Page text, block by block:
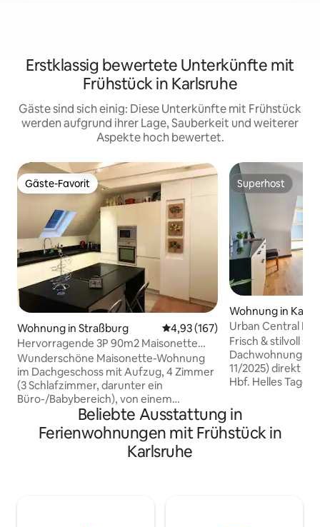
Erstklassig bewertete Unterkünfte mit
Frühstück in Karlsruhe
Gäste sind sich einig: Diese Unterkünfte mit Frühstück
werden aufgrund ihrer Lage, Sauberkeit und weiterer
Aspekte hoch bewertet.
Gäste-Favorit
Gäste-Favorit
Wohnung in Straßburg Durchschnittliche Bewertung:
4,93 (167)
Hervorragende 3P 90m2 Maisonette
große Terrasse Broglie
Wunderschöne Maisonette-Wohnung
im Dachgeschoss mit Aufzug, 4 Zimmer
(3 Schlafzimmer, darunter ein
Büro-/Babybereich), von einem
Innenarchitekten renoviert, mit einer
schönen 60 m2 großen Dachterrasse.
Denkmalgeschütztes Gebäude. 30
Sekunden vom Weihnachtsmarkt und 2
Superhost
Superhost
Wohnung in
Urban Central
Frisch & stilvoll
Dachwohnung
11/2025) direkt
Hbf. Helles
Essbereich &
Balkone mit
Familien,
Beliebte Ausstattung in
Ferienwohnungen mit Frühstück in
Karlsruhe